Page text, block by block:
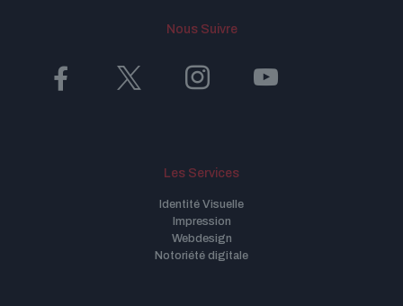
Nous Suivre
Les Services
Identité Visuelle
Impression
Webdesign
Notoriété digitale